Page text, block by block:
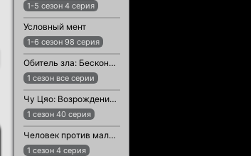
1-5 сезон 4 серия
Условный мент
1-6 сезон 98 серия
Обитель зла: Бесконечная тьма
1 сезон все серии
Чу Цяо: Возрождение из Ледяного озера
1 сезон 40 серия
Человек против малыша
1 сезон 4 серия